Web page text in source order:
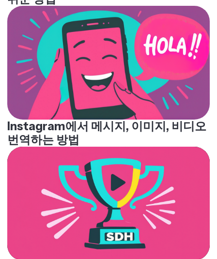
Instagram에서 메시지, 이미지, 비디오
번역하는 방법